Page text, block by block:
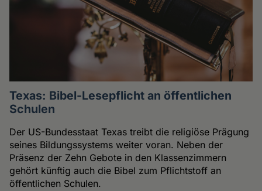
Texas: Bibel-Lesepflicht an öffentlichen
Schulen
Der US-Bundesstaat Texas treibt die religiöse Prägung
seines Bildungssystems weiter voran. Neben der
Präsenz der Zehn Gebote in den Klassenzimmern
gehört künftig auch die Bibel zum Pflichtstoff an
öffentlichen Schulen.